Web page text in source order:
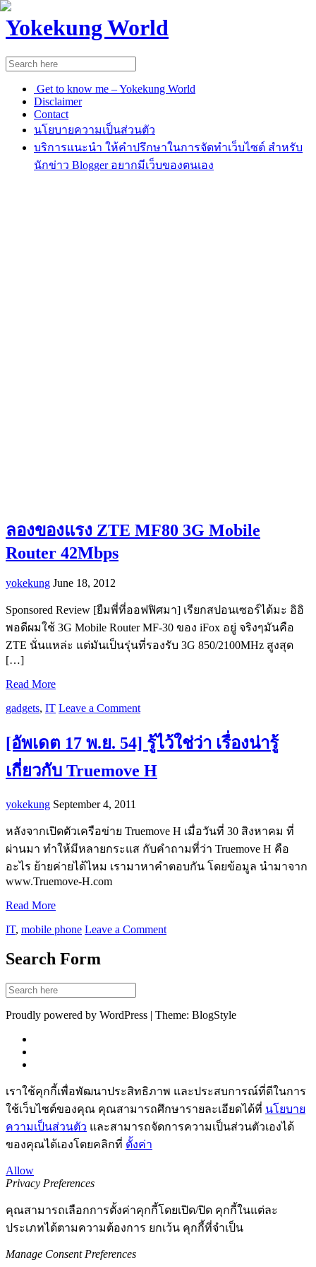
Yokekung World
Get to know me – Yokekung World
Disclaimer
Contact
นโยบายความเป็นส่วนตัว
บริการแนะนำ ให้คำปรึกษาในการจัดทำเว็บไซต์ สำหรับ
นักข่าว Blogger อยากมีเว็บของตนเอง
ลองของแรง ZTE MF80 3G Mobile
Router 42Mbps
yokekung June 18, 2012
Sponsored Review [ยืมพี่ที่ออฟฟิศมา] เรียกสปอนเซอร์ได้มะ อิอิ
พอดีผมใช้ 3G Mobile Router MF-30 ของ iFox อยู่ จริงๆมันคือ
ZTE นั่นแหล่ะ แต่มันเป็นรุ่นที่รองรับ 3G 850/2100MHz สูงสุด
[…]
Read More
gadgets, IT Leave a Comment
[อัพเดต 17 พ.ย. 54] รู้ไว้ใช่ว่า เรื่องน่ารู้
เกี่ยวกับ Truemove H
yokekung September 4, 2011
หลังจากเปิดตัวเครือข่าย Truemove H เมื่อวันที่ 30 สิงหาคม ที่
ผ่านมา ทำให้มีหลายกระแส กับคำถามที่ว่า Truemove H คือ
อะไร ย้ายค่ายได้ไหม เรามาหาคำตอบกัน โดยข้อมูล นำมาจาก
www.Truemove-H.com
Read More
IT, mobile phone Leave a Comment
Search Form
Proudly powered by WordPress | Theme: BlogStyle
เราใช้คุกกี้เพื่อพัฒนาประสิทธิภาพ และประสบการณ์ที่ดีในการ
ใช้เว็บไซต์ของคุณ คุณสามารถศึกษารายละเอียดได้ที่ นโยบาย
ความเป็นส่วนตัว และสามารถจัดการความเป็นส่วนตัวเองได้
ของคุณได้เองโดยคลิกที่ ตั้งค่า
Allow
Privacy Preferences
คุณสามารถเลือกการตั้งค่าคุกกี้โดยเปิด/ปิด คุกกี้ในแต่ละ
ประเภทได้ตามความต้องการ ยกเว้น คุกกี้ที่จำเป็น
Manage Consent Preferences